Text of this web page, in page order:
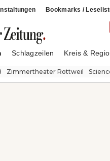
Bookmarks /
Schlagzeilen Kreis &
Zimmertheater Rottweil